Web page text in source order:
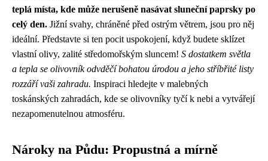
teplá místa, kde může nerušeně nasávat sluneční paprsky po
celý den. Jižní svahy, chráněné před ostrým větrem, jsou pro něj
ideální. Představte si ten pocit uspokojení, když budete sklízet
vlastní olivy, zalité středomořským sluncem! S dostatkem světla
a tepla se olivovník odvděčí bohatou úrodou a jeho stříbřité listy
rozzáří vaši zahradu. Inspiraci hledejte v malebných
toskánských zahradách, kde se olivovníky tyčí k nebi a vytvářejí
nezapomenutelnou atmosféru.
Nároky na Půdu: Propustná a mírně